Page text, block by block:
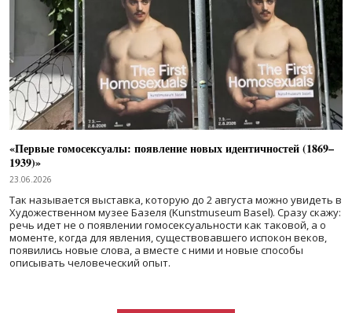
«Первые гомосексуалы: появление новых идентичностей (1869–
1939)»
23.06.2026
Так называется выставка, которую до 2 августа можно увидеть в
Художественном музее Базеля (Kunstmuseum Basel). Сразу скажу:
речь идет не о появлении гомосексуальности как таковой, а о
моменте, когда для явления, существовавшего испокон веков,
появились новые слова, а вместе с ними и новые способы
описывать человеческий опыт.